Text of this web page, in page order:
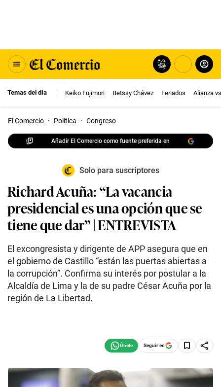
Temas del día Keiko Fujimori Betssy Chávez Feriados Alianza
El Comercio · Politica · Congreso
Añadir El Comercio como fuente preferida en
Solo para suscriptores
Richard Acuña: “La vacancia
presidencial es una opción que se
tiene que dar” | ENTREVISTA
El excongresista y dirigente de APP asegura que en
el gobierno de Castillo “están las puertas abiertas a
la corrupción”. Confirma su interés por postular a la
Alcaldía de Lima y la de su padre César Acuña por la
región de La Libertad.
Seguir en